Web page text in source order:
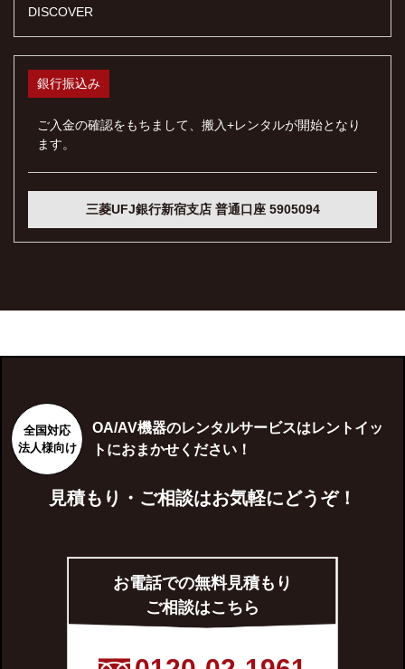
DISCOVER
銀行振込み
ご入金の確認をもちまして、搬入+レンタルが開始となり
ます。
三菱UFJ銀行新宿支店 普通口座 5905094
全国対応
法人様向け
OA/AV機器のレンタルサービスはレントイッ
トにおまかせください！
見積もり・ご相談はお気軽にどうぞ！
お電話での無料見積もり
ご相談はこちら